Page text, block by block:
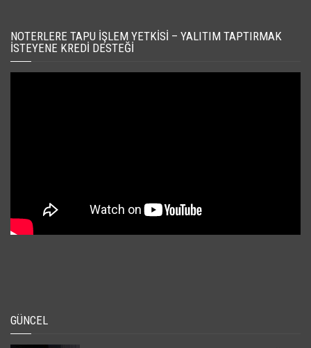
NOTERLERE TAPU İŞLEM YETKISI – YALITIM TAPTIRMAK
İSTEYENE KREDI DESTEĞI
GÜNCEL